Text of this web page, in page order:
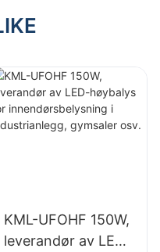
i utstillingshaller,
KML-UFOHF 150W,
leverandør av LED-